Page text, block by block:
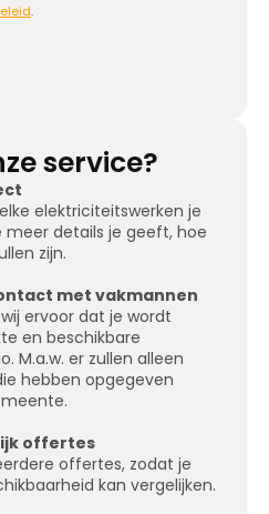
.
service?
elektriciteitswerken je
meer details je geeft, hoe
zijn.
met vakmannen
ervoor dat je wordt
en beschikbare
M.a.w. er zullen alleen
hebben opgegeven
offertes
offertes, zodat je
kan vergelijken.